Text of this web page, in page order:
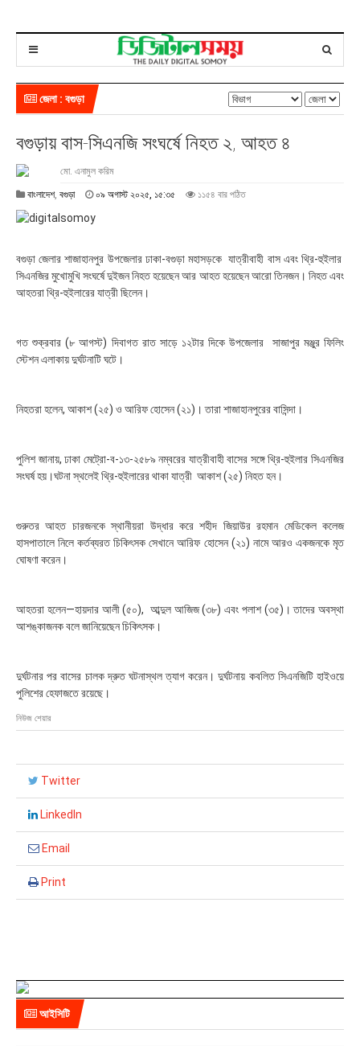
জেলা : বগুড়া
বগুড়ায় বাস-সিএনজি সংঘর্ষে নিহত ২, আহত ৪
মো. এনামুল করিম
বাংলাদেশ, বগুড়া ০৯ অগাস্ট ২০২৫, ১৫:৩৫
২
০
১
১১৫৪ বার পঠিত
বগুড়া জেলার শাজাহানপুর উপজেলার ঢাকা-বগুড়া মহাসড়কে যাত্রীবাহী বাস এবং থ্রি-হুইলার
সিএনজির মুখোমুখি সংঘর্ষে দুইজন নিহত হয়েছেন আর আহত হয়েছেন আরো তিনজন। নিহত এবং
আহতরা থ্রি-হুইলারের যাত্রী ছিলেন।
গত শুক্রবার (৮ আগস্ট) দিবাগত রাত সাড়ে ১২টার দিকে উপজেলার সাজাপুর মঞ্জুর ফিলিং
স্টেশন এলাকায় দুর্ঘটনাটি ঘটে।
নিহতরা হলেন, আকাশ (২৫) ও আরিফ হোসেন (২১)। তারা শাজাহানপুরের বাসিন্দা।
পুলিশ জানায়, ঢাকা মেট্রো-ব-১৩-২৫৮৯ নম্বরের যাত্রীবাহী বাসের সঙ্গে থ্রি-হুইলার সিএনজির
সংঘর্ষ হয়।ঘটনা স্থলেই থ্রি-হুইলারের থাকা যাত্রী আকাশ (২৫) নিহত হন।
গুরুতর আহত চারজনকে স্থানীয়রা উদ্ধার করে শহীদ জিয়াউর রহমান মেডিকেল কলেজ
হাসপাতালে নিলে কর্তব্যরত চিকিৎসক সেখানে আরিফ হোসেন (২১) নামে আরও একজনকে মৃত
ঘোষণা করেন।
আহতরা হলেন—হায়দার আলী (৫০), আব্দুল আজিজ (৩৮) এবং পলাশ (৩৫)। তাদের অবস্থা
আশঙ্কাজনক বলে জানিয়েছেন চিকিৎসক।
দুর্ঘটনার পর বাসের চালক দ্রুত ঘটনাস্থল ত্যাগ করেন। দুর্ঘটনায় কবলিত সিএনজিটি হাইওয়ে
পুলিশের হেফাজতে রয়েছে।
নিউজ শেয়ার
Twitter
LinkedIn
Email
Print
আইসিটি